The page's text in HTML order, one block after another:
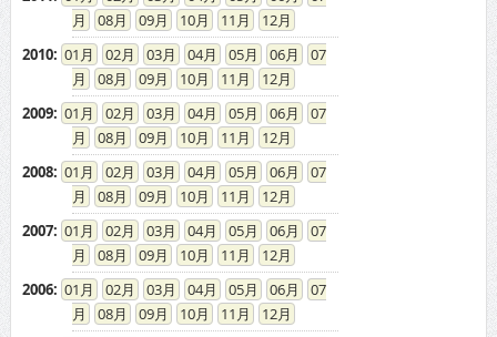
01 02 03 04 05 06
08
09 10 11
12
01 02 03 04 05 06
08
09 10 11
12
01 02 03 04 05 06
08
09 10 11
12
01 02 03 04 05 06
08
09 10 11
12
01 02 03 04 05 06
08
09 10 11
12
01 02 03 04 05 06